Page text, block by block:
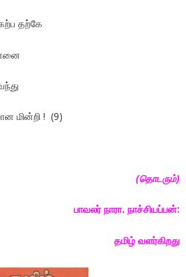
தற்கே
மின்றி ! (9)
(தொடரும்)
பாவலர் நாரா. நாச்சியப்பன்:
தமிழ் வளர்கிறது